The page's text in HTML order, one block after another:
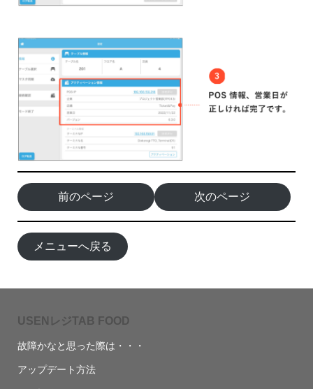
前のページ 次のページ
メニューへ戻る
USENレジTAB FOOD
故障かなと思った際は・・・
アップデート方法